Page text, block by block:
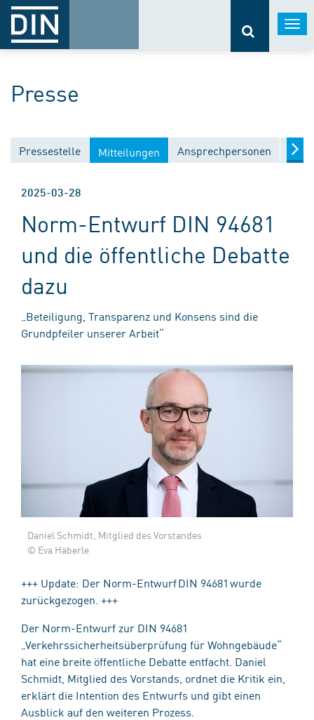
Presse
Pressestelle Mitteilungen Ansprechpersonen
2025-03-28
Norm-Entwurf DIN 94681
und die öffentliche Debatte
dazu
„Beteiligung, Transparenz und Konsens sind die
Grundpfeiler unserer Arbeit“
Daniel Schmidt, Mitglied des Vorstandes
© Eva Häberle
+++ Update: Der Norm-Entwurf DIN 94681 wurde
zurückgezogen. +++
Der Norm-Entwurf zur DIN 94681
„Verkehrssicherheitsüberprüfung für Wohngebäude“
hat eine breite öffentliche Debatte entfacht. Daniel
Schmidt, Mitglied des Vorstands, ordnet die Kritik ein,
erklärt die Intention des Entwurfs und gibt einen
Ausblick auf den weiteren Prozess.